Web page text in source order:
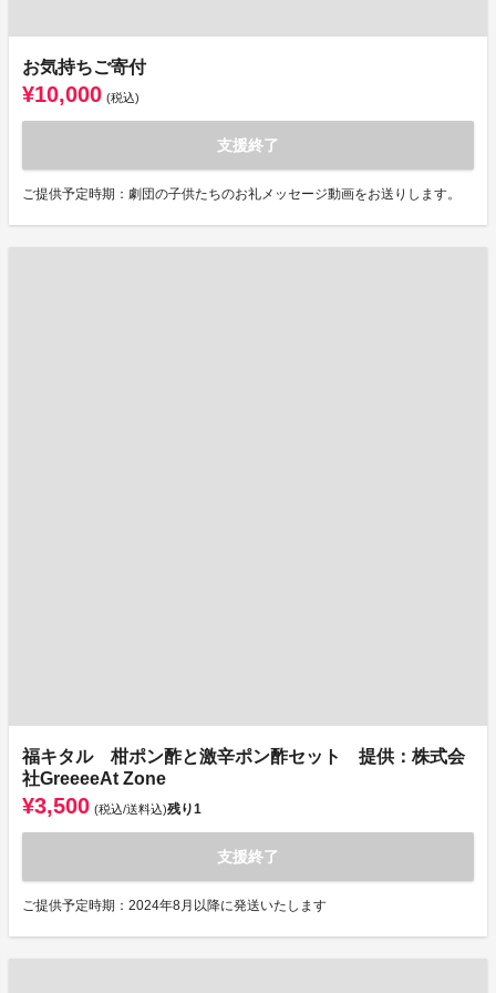
お気持ちご寄付
¥10,000 (税込)
支援終了
ご提供予定時期：劇団の子供たちのお礼メッセージ動画をお送りします。
福キタル 柑ポン酢と激辛ポン酢セット 提供：株式会
社GreeeeAt Zone
¥3,500 (税込/送料込)残り1
支援終了
ご提供予定時期：2024年8月以降に発送いたします